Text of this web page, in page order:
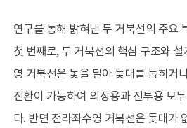
정보공개
정보공개제도와 신
공공데이터 개방
연구를 통해 밝혀낸 두 거북선의 주요
첫 번째로, 두 거북선의 핵심 구조와 설
영 거북선은 돛을 달아 돛대를 눕히거
전환이 가능하여 의장용과 전투용 모
다. 반면 전라좌수영 거북선은 돛대가